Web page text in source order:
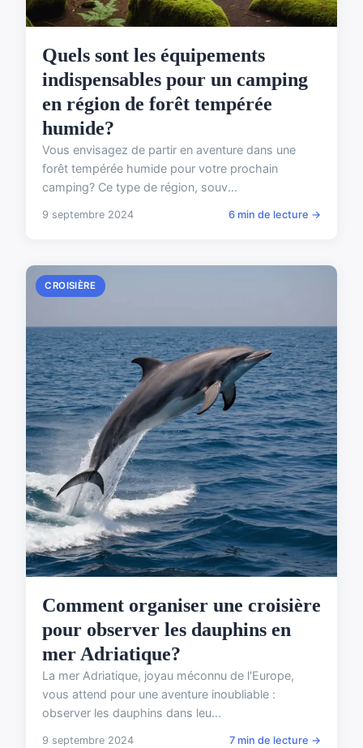
Quels sont les équipements
indispensables pour un camping
en région de forêt tempérée
humide?
Vous envisagez de partir en aventure dans une
forêt tempérée humide pour votre prochain
camping? Ce type de région, souv...
9 septembre 2024 6 min de lecture →
CROISIÈRE
Comment organiser une croisière
pour observer les dauphins en
mer Adriatique?
La mer Adriatique, joyau méconnu de l'Europe,
vous attend pour une aventure inoubliable :
observer les dauphins dans leu...
9 septembre 2024 7 min de lecture →